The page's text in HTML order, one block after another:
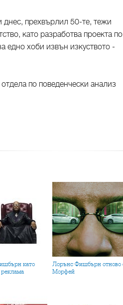
прехвърлил 50-те, тежи
като разработва проекта по
едно хоби извън изкуството -
по поведенчески анализ
Лорънс Фишбърн отново е
Морфей